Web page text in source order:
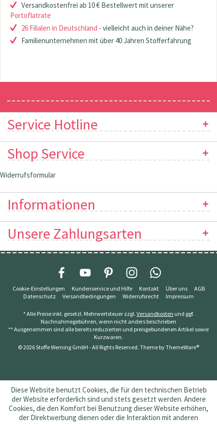
Versandkostenfrei ab 10 € Bestellwert mit unserer
Portoflatrate
26 Filialen in Deutschland - vielleicht auch in deiner Nähe?
Familienunternehmen mit über 40 Jahren Stofferfahrung
Service Hotline
Shop Service
Widerrufsformular
Informationen
Unsere Zahlungsarten
Cookie-Einstellungen Kundenservice und Hilfe Kontakt Über uns
AGB
Datenschutz
Versandbedingungen Widerrufsrecht Impressum
* Alle Preise inkl. gesetzl. Mehrwertsteuer zzgl. Versandkosten und ggf.
Nachnahmegebühren, wenn nicht anders beschrieben
** Ausgenommen sind alle bereits reduzierten und preisgebundenen Artikel sowie
Kurzwaren.
© 2026 Stoffe Werning GmbH - All Rights Reserved. Theme byThemeWare®
Diese Website benutzt Cookies, die für den technischen Betrieb
der Website erforderlich sind und stets gesetzt werden. Andere
Cookies, die den Komfort bei Benutzung dieser Website erhöhen,
der Direktwerbung dienen oder die Interaktion mit anderen